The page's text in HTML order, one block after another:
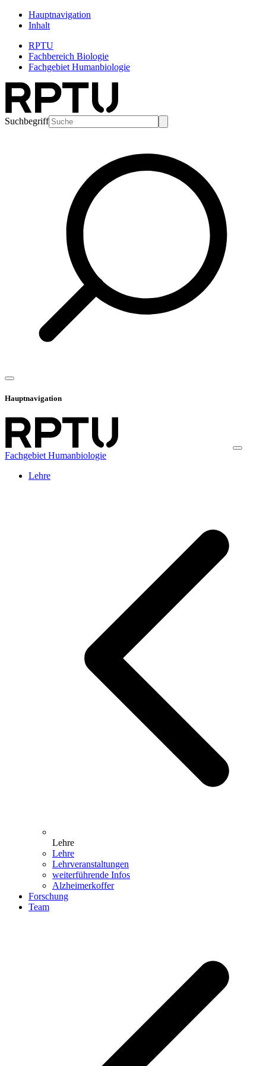
Hauptnavigation
Inhalt
RPTU
Fachbereich Biologie
Fachgebiet Humanbiologie
Suchbegriff
Hauptnavigation
Fachgebiet Humanbiologie
Lehre
Lehre
Lehre
Lehrveranstaltungen
weiterführende Infos
Alzheimerkoffer
Forschung
Team